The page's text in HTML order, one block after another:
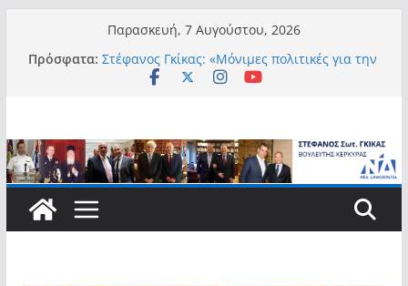
περιεχόμενο
Παρασκευή, 7 Αυγούστου, 2026
Πρόσφατα: Στέφανος Γκίκας: «Μόνιμες πολιτικές για την
αυτονομία, την αξιοπρέπεια και την ισότιμη
Στέφανος Γκίκας:
Στέφανος Γκίκας: «Η πρωτοβουλία “Smart
Island – Gov Access Booth” ενισχύει την
ισότιμη πρόσβαση των νησιωτών μας στις